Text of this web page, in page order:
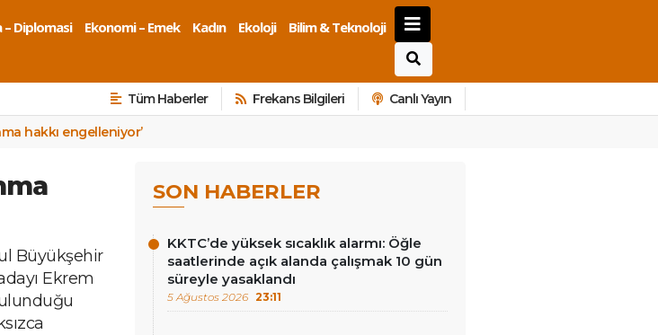
– Diplomasi Ekonomi – Emek Kadın Ekoloji
Bilim & Teknoloji
Tüm Haberler Frekans Bilgileri Canlı Yayın
hakkı engelleniyor’
Büyükşehir
Ekrem
SON HABERLER
KKTC’de yüksek sıcaklık alarmı: Öğle
saatlerinde açık alanda çalışmak 10 gün
süreyle yasaklandı
5 Ağustos 2026 23:11